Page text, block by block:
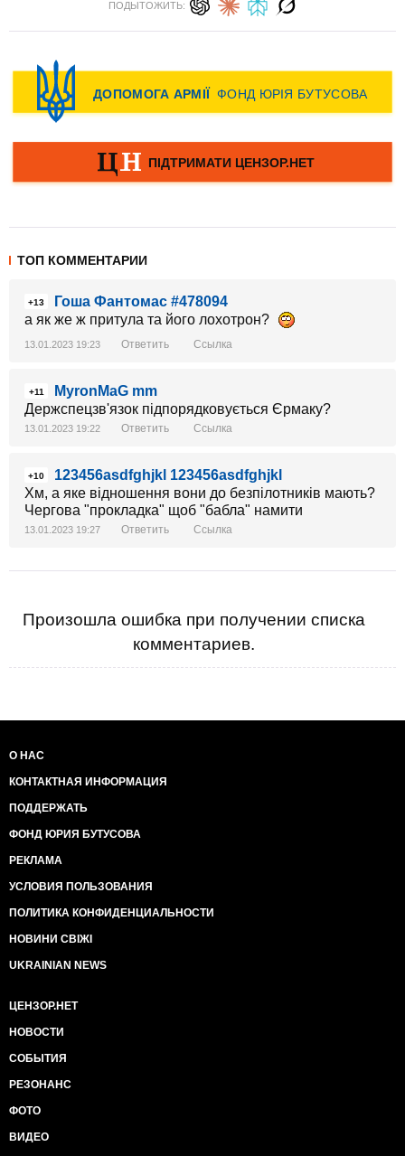
ПОДЫТОЖИТЬ:
ТОП КОММЕНТАРИИ
+13
Гоша Фантомас #478094
а як же ж притула та його лохотрон?
13.01.2023 19:23 Ответить Ссылка
+11
MyronMaG mm
Держспецзв'язок підпорядковується Єрмаку?
13.01.2023 19:22 Ответить Ссылка
+10
123456asdfghjkl 123456asdfghjkl
Хм, а яке відношення вони до безпілотників мають?
Чергова "прокладка" щоб "бабла" намити
13.01.2023 19:27 Ответить Ссылка
Произошла ошибка при получении списка
комментариев.
О НАС
КОНТАКТНАЯ ИНФОРМАЦИЯ
ПОДДЕРЖАТЬ
ФОНД ЮРИЯ БУТУСОВА
РЕКЛАМА
УСЛОВИЯ ПОЛЬЗОВАНИЯ
ПОЛИТИКА КОНФИДЕНЦИАЛЬНОСТИ
НОВИНИ СВІЖІ
UKRAINIAN NEWS
ЦЕНЗОР.НЕТ
НОВОСТИ
СОБЫТИЯ
РЕЗОНАНС
ФОТО
ВИДЕО